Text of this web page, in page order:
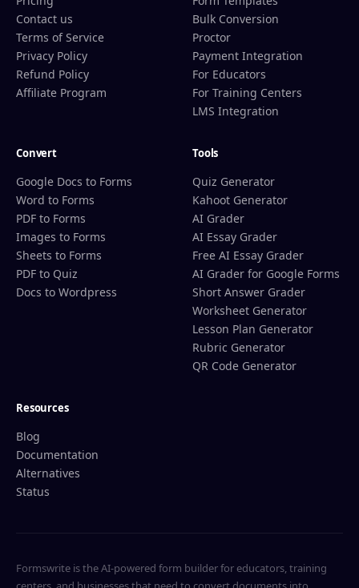
Contact us
Terms of Service
Privacy Policy
Refund Policy
Affiliate Program
Bulk Conversion
Proctor
Payment Integration
For Educators
For Training Centers
LMS Integration
Convert
Google Docs to Forms
Word to Forms
PDF to Forms
Images to Forms
Sheets to Forms
PDF to Quiz
Docs to Wordpress
Tools
Quiz Generator
Kahoot Generator
AI Grader
AI Essay Grader
Free AI Essay Grader
AI Grader for Google Forms
Short Answer Grader
Worksheet Generator
Lesson Plan Generator
Rubric Generator
QR Code Generator
Resources
Blog
Documentation
Alternatives
Status
Formswrite is the AI-powered form builder for educators, training